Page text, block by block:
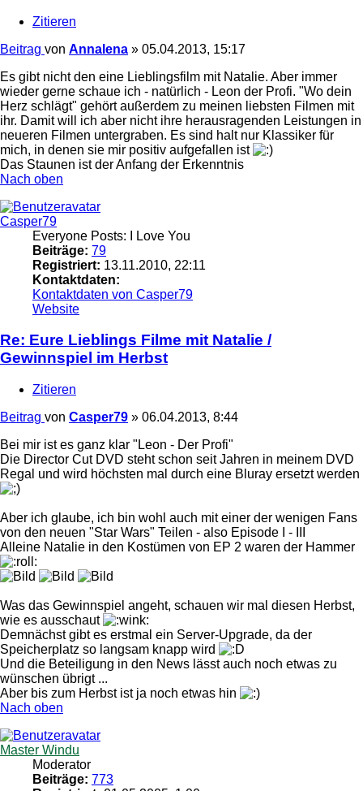
Zitieren
Beitrag von Annalena » 05.04.2013, 15:17
Es gibt nicht den eine Lieblingsfilm mit Natalie. Aber immer
wieder gerne schaue ich - natürlich - Leon der Profi. "Wo dein
Herz schlägt" gehört außerdem zu meinen liebsten Filmen mit
ihr. Damit will ich aber nicht ihre herausragenden Leistungen in
neueren Filmen untergraben. Es sind halt nur Klassiker für
mich, in denen sie mir positiv aufgefallen ist
Das Staunen ist der Anfang der Erkenntnis
Nach oben
Casper79
Everyone Posts: I Love You
Beiträge: 79
Registriert: 13.11.2010, 22:11
Kontaktdaten:
Kontaktdaten von Casper79
Website
Re: Eure Lieblings Filme mit Natalie /
Gewinnspiel im Herbst
Zitieren
Beitrag von Casper79 » 06.04.2013, 8:44
Bei mir ist es ganz klar "Leon - Der Profi"
Die Director Cut DVD steht schon seit Jahren in meinem DVD
Regal und wird höchsten mal durch eine Bluray ersetzt werden
Aber ich glaube, ich bin wohl auch mit einer der wenigen Fans
von den neuen "Star Wars" Teilen - also Episode I - III
Alleine Natalie in den Kostümen von EP 2 waren der Hammer
Was das Gewinnspiel angeht, schauen wir mal diesen Herbst,
wie es ausschaut
Demnächst gibt es erstmal ein Server-Upgrade, da der
Speicherplatz so langsam knapp wird
Und die Beteiligung in den News lässt auch noch etwas zu
wünschen übrigt ...
Aber bis zum Herbst ist ja noch etwas hin
Nach oben
Master Windu
Moderator
Beiträge: 773